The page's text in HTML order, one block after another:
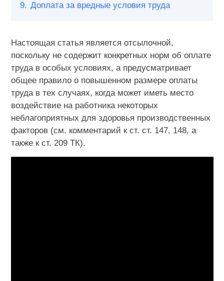
9. Доплата за вредные условия труда
Настоящая статья является отсылочной,
поскольку не содержит конкретных норм об оплате
труда в особых условиях, а предусматривает
общее правило о повышенном размере оплаты
труда в тех случаях, когда может иметь место
воздействие на работника некоторых
неблагоприятных для здоровья производственных
факторов (см. комментарий к ст. ст. 147, 148, а
также к ст. 209 ТК).